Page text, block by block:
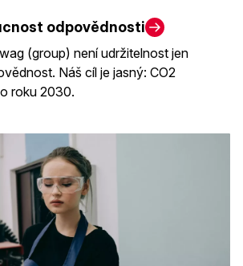
odpovědnosti
(group) není udržitelnost jen
Náš cíl je jasný: CO2
roku 2030.